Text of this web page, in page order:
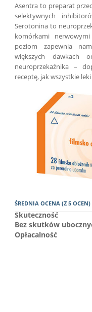
Asentra to preparat
selektywnych
Serotonina to
komórkami
poziom zapewnia
większych dawkach
neuroprzekaźnika –
receptę, jak wszystkie
ŚREDNIA OCENA (Z 5 OCEN)
Skuteczność
Bez skutków
Opłacalność